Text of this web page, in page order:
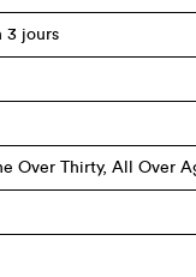
3 jours
Over Thirty, All Over